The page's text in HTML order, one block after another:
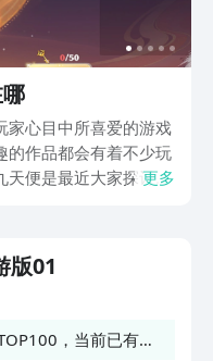
家心目中所喜爱的游戏
的作品都会有着不少玩
天便是最近大家探讨比
更多
版01
，当前已有